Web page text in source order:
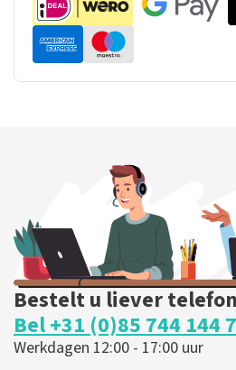
Bestelt u liever
Bel +31 (0)85 744 144 7
Werkdagen 12:00 - 17:00 uur